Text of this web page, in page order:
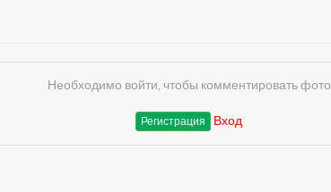
Необходимо войти, чтобы комментировать фото
Регистрация Вход